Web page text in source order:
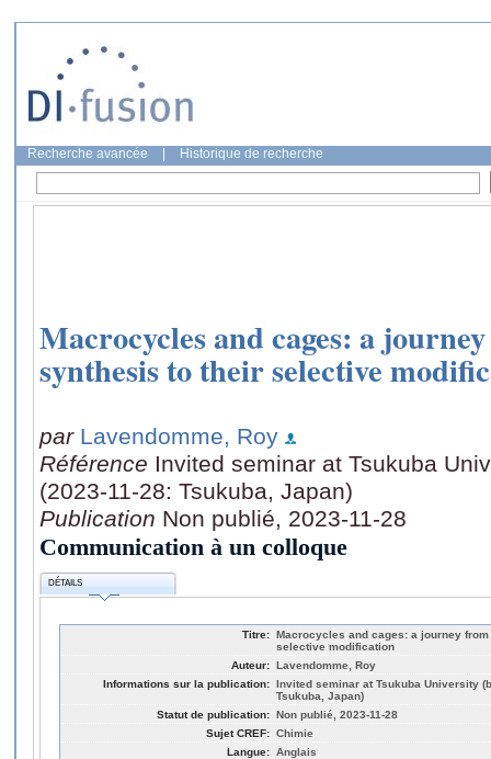
Recherche avancée Historique de recherche
Macrocycles and cages: a
synthesis to their selective
par Lavendomme, Roy
Référence Invited seminar at Tsukuba
(2023-11-28: Tsukuba, Japan)
Publication Non publié, 2023-11-28
Communication à un colloque
DÉTAILS
Titre: Macrocycles and cages: a journey
selective modification
Auteur: Lavendomme, Roy
Informations sur la publication: Invited seminar at Tsukuba University
Tsukuba, Japan)
Statut de publication: Non publié, 2023-11-28
Sujet CREF: Chimie
Langue: Anglais